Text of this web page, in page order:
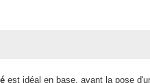
est idéal en base, avant la pose